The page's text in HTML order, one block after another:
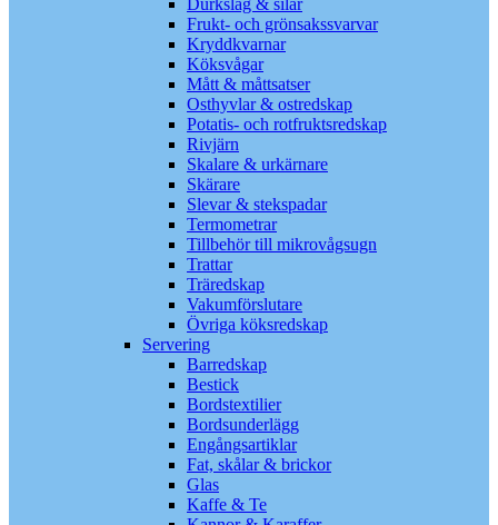
Durkslag & silar
Frukt- och grönsakssvarvar
Kryddkvarnar
Köksvågar
Mått & måttsatser
Osthyvlar & ostredskap
Potatis- och rotfruktsredskap
Rivjärn
Skalare & urkärnare
Skärare
Slevar & stekspadar
Termometrar
Tillbehör till mikrovågsugn
Trattar
Träredskap
Vakumförslutare
Övriga köksredskap
Servering
Barredskap
Bestick
Bordstextilier
Bordsunderlägg
Engångsartiklar
Fat, skålar & brickor
Glas
Kaffe & Te